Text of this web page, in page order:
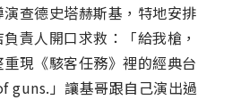
演查德史塔赫斯基，特地安排
責人開口求救：「給我槍，
現《駭客任務》裡的經典台
guns.」讓基哥跟自己演出過